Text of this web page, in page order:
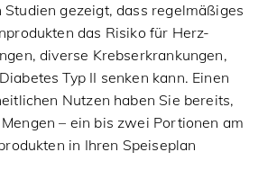
gezeigt, dass regelmäßiges
das Risiko für Herz-
diverse Krebserkrankungen,
Typ II senken kann. Einen
Nutzen haben Sie bereits,
– ein bis zwei Portionen am
in Ihren Speiseplan